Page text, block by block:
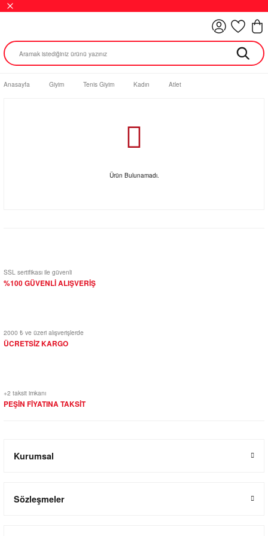
Anasayfa Giyim Tenis Giyim Kadın Atlet
Ürün Bulunamadı.
SSL sertifikası ile güvenli
%100 GÜVENLİ ALIŞVERİŞ
2000 ₺ ve üzeri alışverişlerde
ÜCRETSİZ KARGO
+2 taksit imkanı
PEŞİN FİYATINA TAKSİT
Kurumsal
Sözleşmeler